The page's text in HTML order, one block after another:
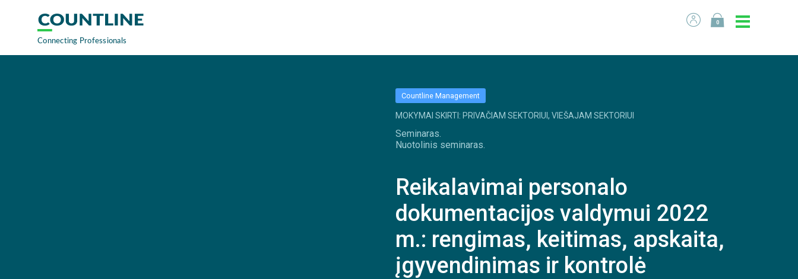
0
Countline Management
MOKYMAI SKIRTI: PRIVAČIAM SEKTORIUI, VIEŠAJAM SEKTORIUI
Seminaras.
Nuotolinis seminaras.
Reikalavimai personalo
dokumentacijos valdymui 2022
m.: rengimas, keitimas, apskaita,
įgyvendinimas ir kontrolė